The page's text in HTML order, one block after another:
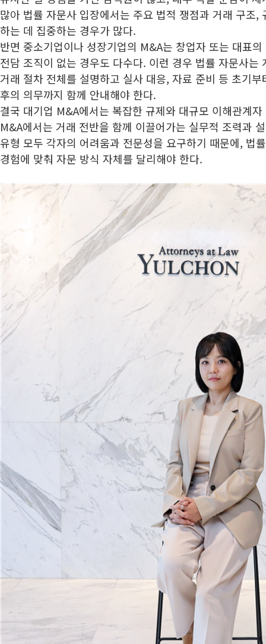
많아 법률 자문사 입장에서는 주요 법적 쟁점과 거래 구조,
하는 데 집중하는 경우가 많다.
반면 중소기업이나 성장기업의 M&A는 창업자 또는 대표
전담 조직이 없는 경우도 다수다. 이런 경우 법률 자문사는
거래 절차 전체를 설명하고 실사 대응, 자료 준비 등 초기
후의 의무까지 함께 안내해야 한다.
결국 대기업 M&A에서는 복잡한 규제와 대규모 이해관계
M&A에서는 거래 전반을 함께 이끌어가는 실무적 조력과
유형 모두 각자의 어려움과 전문성을 요구하기 때문에, 법
경험에 맞춰 자문 방식 자체를 달리해야 한다.